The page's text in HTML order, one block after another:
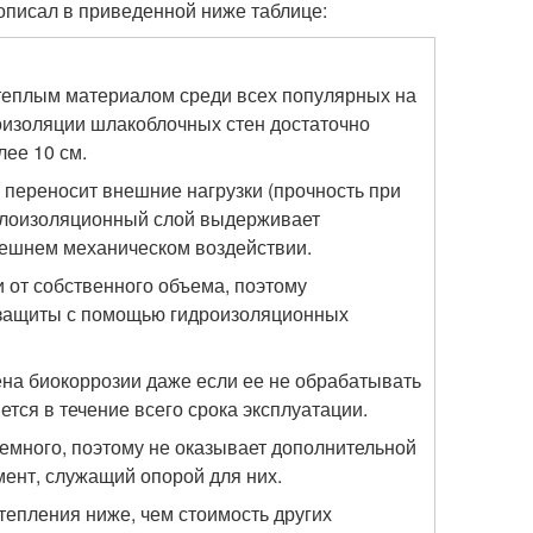
в приведенной ниже таблице:
материалом среди всех популярных на
шлакоблочных стен достаточно
10 см.
внешние нагрузки (прочность при
слой выдерживает
механическом воздействии.
собственного объема, поэтому
с помощью гидроизоляционных
биокоррозии даже если ее не обрабатывать
в течение всего срока эксплуатации.
поэтому не оказывает дополнительной
служащий опорой для них.
ниже, чем стоимость других